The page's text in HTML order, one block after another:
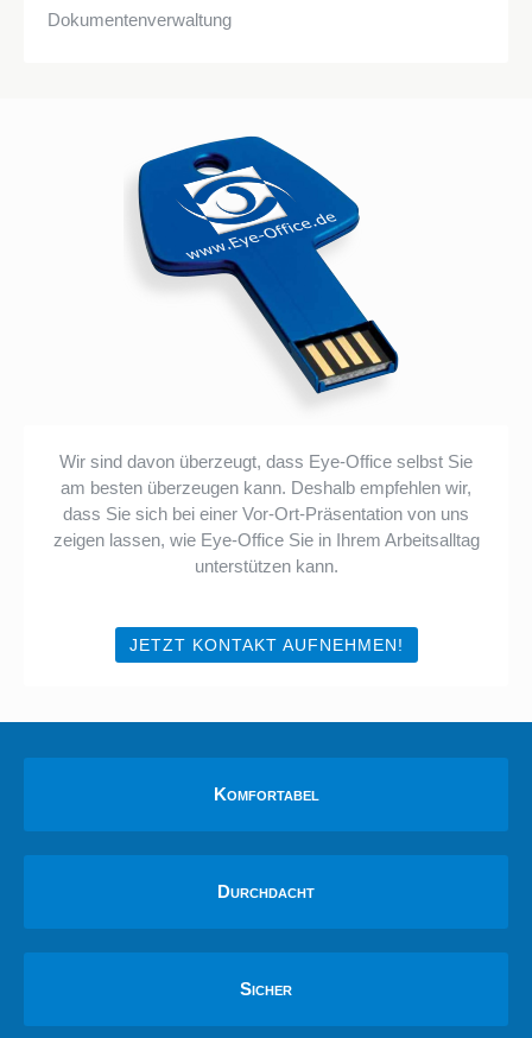
Dokumentenverwaltung
Wir sind davon überzeugt, dass Eye-Office selbst Sie
am besten überzeugen kann. Deshalb empfehlen wir,
dass Sie sich bei einer Vor-Ort-Präsentation von uns
zeigen lassen, wie Eye-Office Sie in Ihrem Arbeitsalltag
unterstützen kann.
JETZT KONTAKT AUFNEHMEN!
Komfortabel
Durchdacht
Sicher